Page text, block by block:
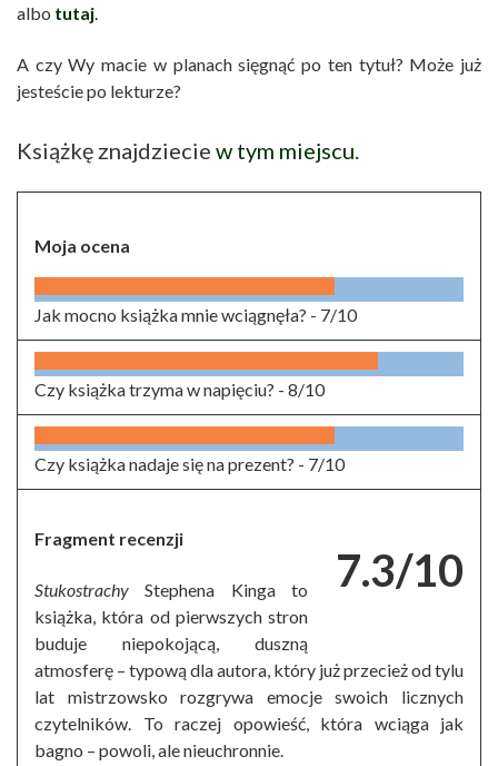
albo tutaj.
A czy Wy macie w planach sięgnąć po ten tytuł? Może już
jesteście po lekturze?
Książkę znajdziecie w tym miejscu.
Moja ocena
Jak mocno książka mnie wciągnęła? - 7/10
Czy książka trzyma w napięciu? - 8/10
Czy książka nadaje się na prezent? - 7/10
7.3/10
Fragment recenzji
Stukostrachy Stephena Kinga to
książka, która od pierwszych stron
buduje niepokojącą, duszną
atmosferę – typową dla autora, który już przecież od tylu
lat mistrzowsko rozgrywa emocje swoich licznych
czytelników. To raczej opowieść, która wciąga jak
bagno – powoli, ale nieuchronnie.